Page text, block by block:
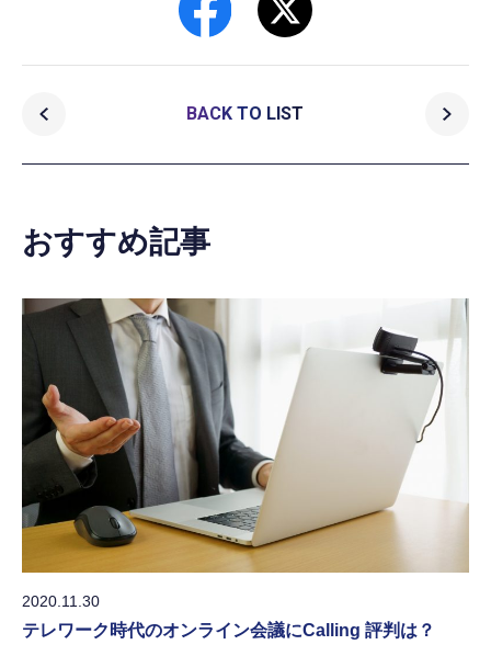
BACK TO LIST
おすすめ記事
2020.11.30
テレワーク時代のオンライン会議にCalling 評判は？